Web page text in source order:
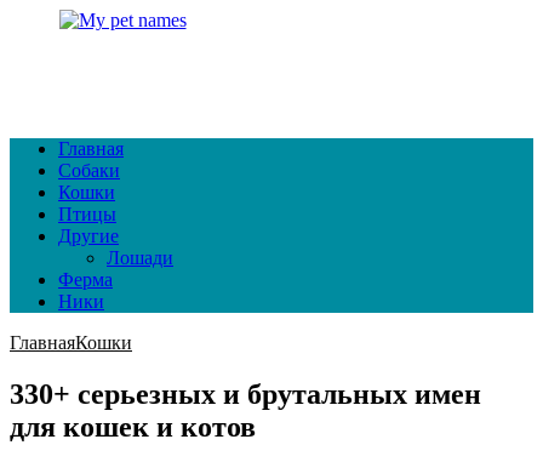
Главная
Собаки
Кошки
Птицы
Другие
Лошади
Ферма
Ники
ГлавнаяКошки
330+ серьезных и брутальных имен
для кошек и котов